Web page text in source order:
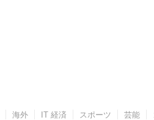
海外 IT 経済 スポーツ 芸能